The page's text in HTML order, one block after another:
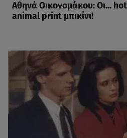
Αθηνά Οικονομάκου: Οι...
animal print μπικίνι!